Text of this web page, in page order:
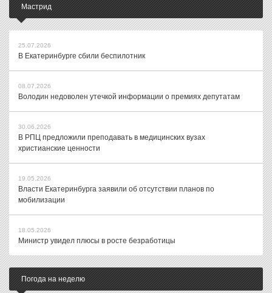
Мастрид
25.07.2026
В Екатеринбурге сбили беспилотник
08.07.2026
Володин недоволен утечкой информации о премиях депутатам
30.06.2026
В РПЦ предложили преподавать в медицинских вузах
христианские ценности
19.05.2026
Власти Екатеринбурга заявили об отсутствии планов по
мобилизации
18.05.2026
Министр увидел плюсы в росте безработицы
Погода на неделю